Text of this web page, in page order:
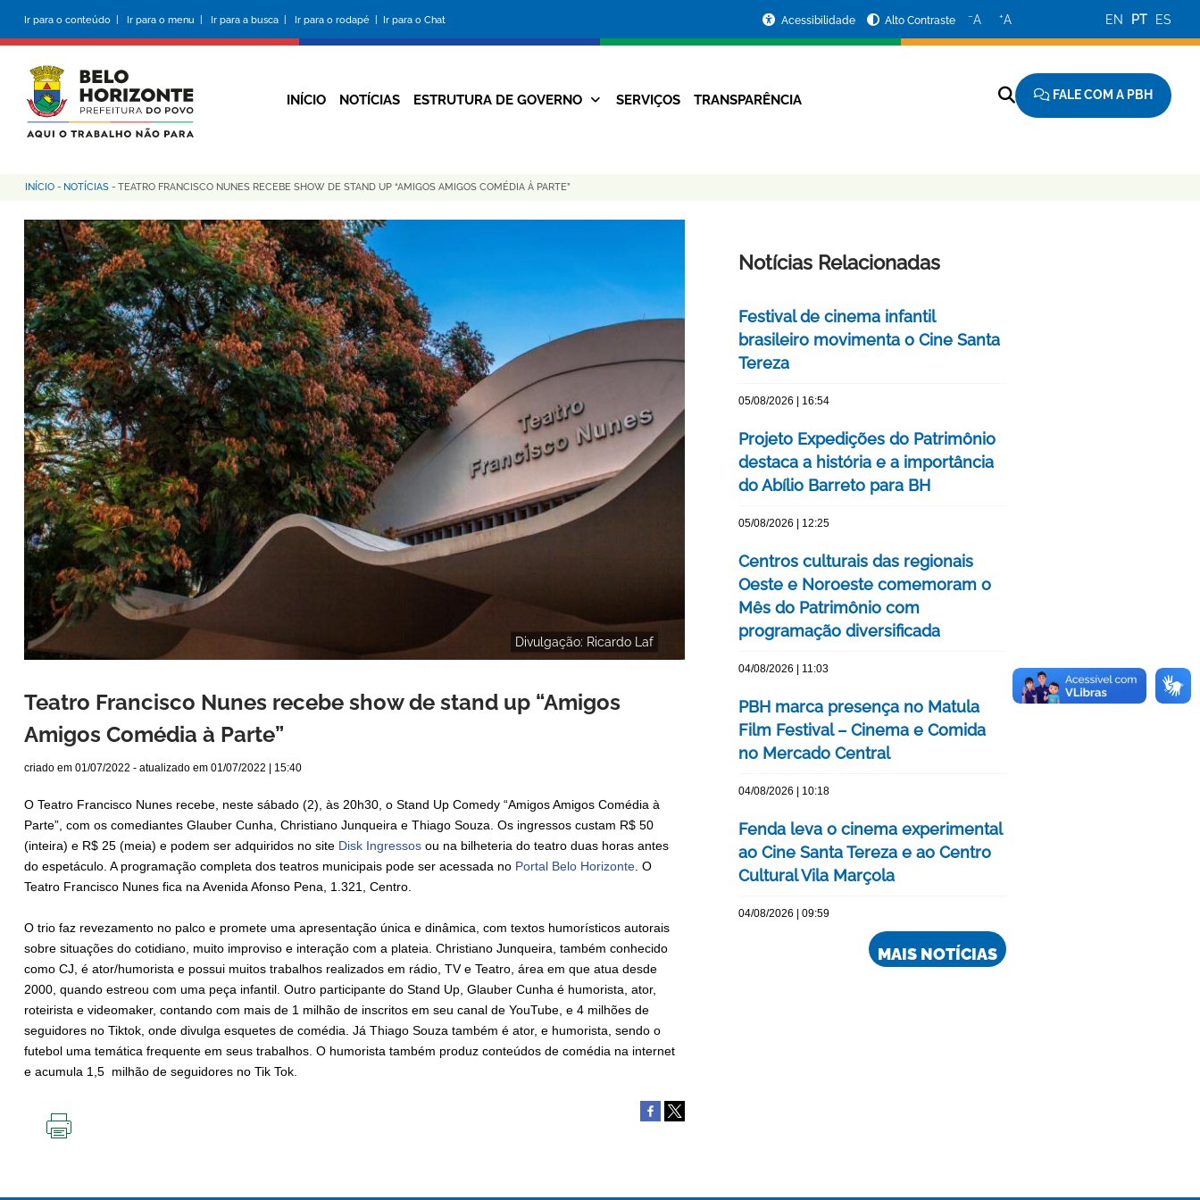
conteúdo
principal
Ir para o conteúdo | Ir para o menu | Ir para a busca | Ir para o rodapé | Ir para o Chat
da
Prefeitura
Acessibilidade Alto Contraste −A +A EN PT ES
Navegação
INÍCIO NOTÍCIAS ESTRUTURA DE GOVERNO SERVIÇOS TRANSPARÊNCIA FALE COM A PBH
Trilha
de
navegação
INÍCIO - NOTÍCIAS - TEATRO FRANCISCO NUNES RECEBE SHOW DE STAND UP “AMIGOS AMIGOS COMÉDIA À PARTE”
Divulgação: Ricardo Laf
Teatro Francisco Nunes recebe show de stand up “Amigos
Amigos Comédia à Parte”
criado em 01/07/2022 - atualizado em 01/07/2022 | 15:40
O Teatro Francisco Nunes recebe, neste sábado (2), às 20h30, o Stand Up Comedy “Amigos Amigos Comédia à
Parte”, com os comediantes Glauber Cunha, Christiano Junqueira e Thiago Souza. Os ingressos custam R$ 50
(inteira) e R$ 25 (meia) e podem ser adquiridos no site Disk Ingressos ou na bilheteria do teatro duas horas antes
do espetáculo. A programação completa dos teatros municipais pode ser acessada no Portal Belo Horizonte. O
Teatro Francisco Nunes fica na Avenida Afonso Pena, 1.321, Centro.
O trio faz revezamento no palco e promete uma apresentação única e dinâmica, com textos humorísticos autorais
sobre situações do cotidiano, muito improviso e interação com a plateia. Christiano Junqueira, também conhecido
como CJ, é ator/humorista e possui muitos trabalhos realizados em rádio, TV e Teatro, área em que atua desde
2000, quando estreou com uma peça infantil. Outro participante do Stand Up, Glauber Cunha é humorista, ator,
roteirista e videomaker, contando com mais de 1 milhão de inscritos em seu canal de YouTube, e 4 milhões de
seguidores no Tiktok, onde divulga esquetes de comédia. Já Thiago Souza também é ator, e humorista, sendo o
futebol uma temática frequente em seus trabalhos. O humorista também produz conteúdos de comédia na internet
e acumula 1,5 milhão de seguidores no Tik Tok.
Notícias Relacionadas
Festival de cinema infantil
brasileiro movimenta o Cine Santa
Tereza
05/08/2026 | 16:54
Projeto Expedições do Patrimônio
destaca a história e a importância
do Abílio Barreto para BH
05/08/2026 | 12:25
Centros culturais das regionais
Oeste e Noroeste comemoram o
Mês do Patrimônio com
programação diversificada
04/08/2026 | 11:03
PBH marca presença no Matula
Film Festival – Cinema e Comida
no Mercado Central
04/08/2026 | 10:18
Fenda leva o cinema experimental
ao Cine Santa Tereza e ao Centro
Cultural Vila Marçola
04/08/2026 | 09:59
MAIS NOTÍCIAS